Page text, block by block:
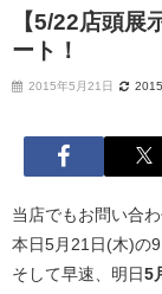
【5/22店頭展
ート！
2015年5月21日
当店でもお問い合
本日5月21日(木)の
そして早速、明日 5